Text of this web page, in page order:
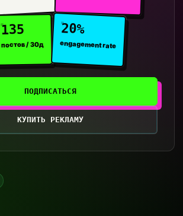
135
постов / 30д
20%
engagement rate
ПОДПИСАТЬСЯ
КУПИТЬ РЕКЛАМУ